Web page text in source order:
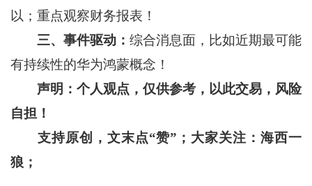
以；重点观察财务报表！
三、事件驱动： 综合消息面，比如近期最可能
有持续性的华为鸿蒙概念！
声明： 个人观点，仅供参考，以此交易，风险
自担！
支持原创，文末点“赞”；大家关注：海西一
狼；